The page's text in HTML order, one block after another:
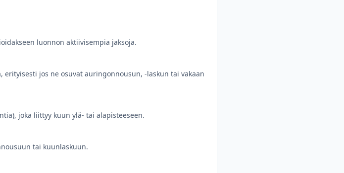
luonnon aktiivisempia jaksoja.
jos ne osuvat auringonnousun, -laskun tai vakaan
joka liittyy kuun ylä- tai alapisteeseen.
tai kuunlaskuun.